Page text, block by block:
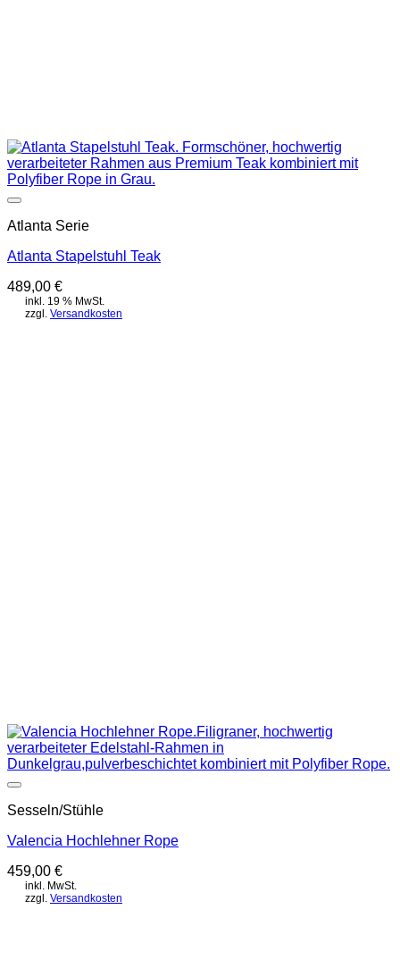
Atlanta Serie
Atlanta Stapelstuhl Teak
489,00 €
inkl. 19 % MwSt.
zzgl. Versandkosten
Sesseln/Stühle
Valencia Hochlehner Rope
459,00 €
inkl. MwSt.
zzgl. Versandkosten